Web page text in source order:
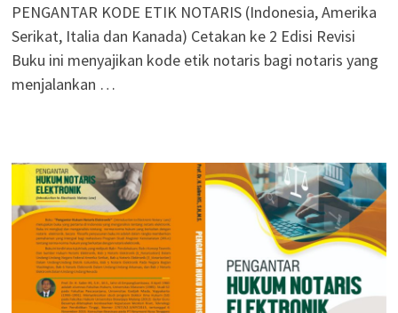
PENGANTAR KODE ETIK NOTARIS (Indonesia, Amerika
Serikat, Italia dan Kanada) Cetakan ke 2 Edisi Revisi
Buku ini menyajikan kode etik notaris bagi notaris yang
menjalankan …